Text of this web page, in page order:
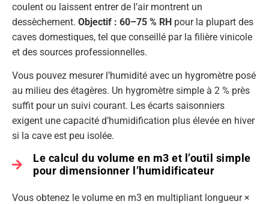
coulent ou laissent entrer de l’air montrent un
dessèchement. Objectif : 60–75 % RH pour la plupart des
caves domestiques, tel que conseillé par la filière vinicole
et des sources professionnelles.
Vous pouvez mesurer l’humidité avec un hygromètre posé
au milieu des étagères. Un hygromètre simple à 2 % près
suffit pour un suivi courant. Les écarts saisonniers
exigent une capacité d’humidification plus élevée en hiver
si la cave est peu isolée.
Le calcul du volume en m3 et l’outil simple
pour dimensionner l’humidificateur
Vous obtenez le volume en m3 en multipliant longueur ×